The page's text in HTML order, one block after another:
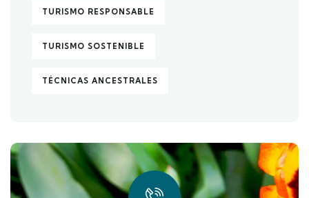
TURISMO RESPONSABLE
TURISMO SOSTENIBLE
TÉCNICAS ANCESTRALES